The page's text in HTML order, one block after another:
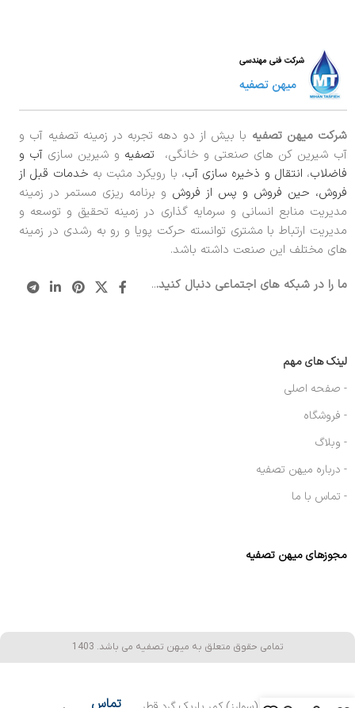
شرکت میهن تصفیه با بیش از دو دهه تجربه در زمینه تصفیه آب و
آب شیرین کن های صنعتی و خانگی،
تصفیه و شیرین سازی آب و
فاضلاب، انتقال و ذخیره سازی آب، با رویکرد مثبت به خدمات قبل از
فروش، حین فروش و پس از فروش و برنامه ریزی مستمر در زمینه
مدیریت منابع انسانی و سرمایه گذاری در زمینه تحقیق و توسعه و
مدیریت ارتباط با مشتری توانسته حرکت پویا و رو به رشدی در زمینه
های مختلف این صنعت داشته باشد.
ما را در شبکه های اجتماعی دنبال کنید...
لینک های مهم
- صفحه اصلی
- فروشگاه
- وبلاگ
- درباره میهن تصفیه
- تماس با ما
مجوزهای میهن تصفیه
تمامی حقوق متعلق به میهن تصفیه می باشد. 1403
تماس